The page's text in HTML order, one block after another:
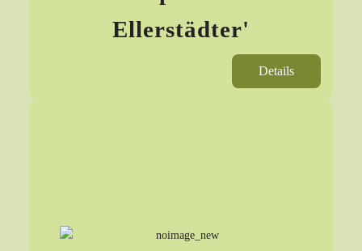
Ellerstädter'
Details